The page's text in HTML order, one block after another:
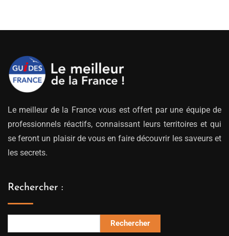
Le meilleur de la France vous est offert par une équipe de
professionnels réactifs, connaissant leurs territoires et qui
se feront un plaisir de vous en faire découvrir les saveurs et
les secrets.
Rechercher :
Rechercher